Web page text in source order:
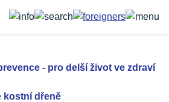
- pro delší život ve zdraví
kostní dřeně